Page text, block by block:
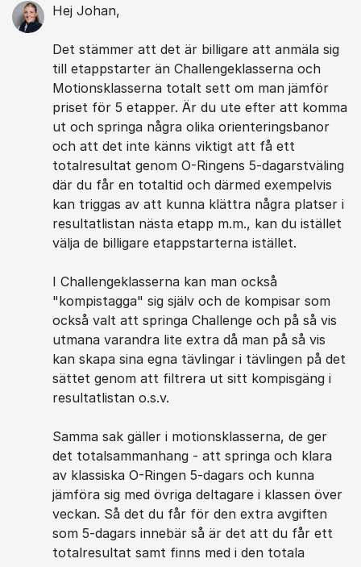
Hej Johan,
Det stämmer att det är billigare att anmäla sig
till etappstarter än Challengeklasserna och
Motionsklasserna totalt sett om man jämför
priset för 5 etapper. Är du ute efter att komma
ut och springa några olika orienteringsbanor
och att det inte känns viktigt att få ett
totalresultat genom O-Ringens 5-dagarstväling
där du får en totaltid och därmed exempelvis
kan triggas av att kunna klättra några platser i
resultatlistan nästa etapp m.m., kan du istället
välja de billigare etappstarterna istället.
I Challengeklasserna kan man också
"kompistagga" sig själv och de kompisar som
också valt att springa Challenge och på så vis
utmana varandra lite extra då man på så vis
kan skapa sina egna tävlingar i tävlingen på det
sättet genom att filtrera ut sitt kompisgäng i
resultatlistan o.s.v.
Samma sak gäller i motionsklasserna, de ger
det totalsammanhang - att springa och klara
av klassiska O-Ringen 5-dagars och kunna
jämföra sig med övriga deltagare i klassen över
veckan. Så det du får för den extra avgiften
som 5-dagars innebär så är det att du får ett
totalresultat samt finns med i den totala